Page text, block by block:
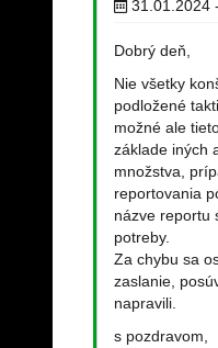
31.01.2024
Dobrý deň,
Nie všetky
podložené
možné ale
základe iných
množstva,
reportovania
názve reportu
potreby.
Za chybu sa
zaslanie,
napravili.
s pozdravom,